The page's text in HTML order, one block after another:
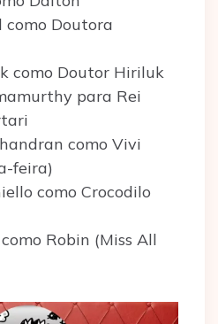
como Doutora
como Doutor Hiriluk
para Rei
como Vivi
feira)
como Crocodilo
Robin (Miss All